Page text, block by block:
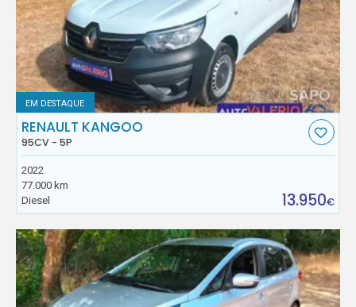
EM DESTAQUE
RENAULT KANGOO
95CV - 5P
2022
77.000 km
Diesel
13.950€